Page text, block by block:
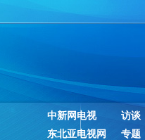
中新网电视
访谈
东北亚电视网
专题